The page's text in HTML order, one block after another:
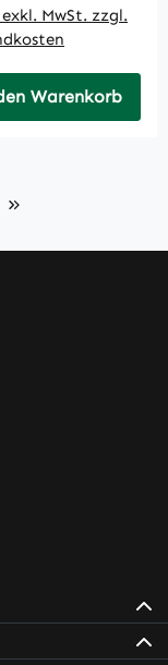
MwSt. zzgl.
Warenkorb
neuem Tab
in neuem Tab
– öffnet in
neuem Tab